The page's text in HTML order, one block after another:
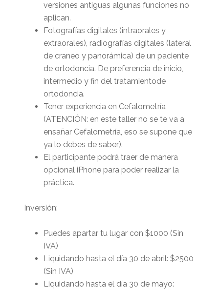
versiones antiguas algunas funciones no
aplican.
Fotografías digitales (intraorales y
extraorales), radiografías digitales (lateral
de craneo y panorámica) de un paciente
de ortodoncia. De preferencia de inicio,
intermedio y fin del tratamientode
ortodoncia.
Tener experiencia en Cefalometría
(ATENCIÓN: en este taller no se te va a
ensañar Cefalometría, eso se supone que
ya lo debes de saber).
El participante podrá traer de manera
opcional iPhone para poder realizar la
práctica.
Inversión:
Puedes apartar tu lugar con $1000 (Sin
IVA)
Liquidando hasta el día 30 de abril: $2500
(Sin IVA)
Liquidando hasta el día 30 de mayo: